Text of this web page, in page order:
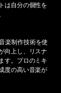
は自分の個性を
楽制作技術を使
向上し、リスナ
す。プロのミキ
度の高い音楽が